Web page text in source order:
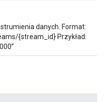
danych. Format:
{stream_id} Przykład: